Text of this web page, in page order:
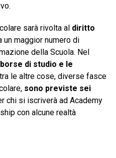
sarà rivolta al diritto
un maggior numero di
della Scuola. Nel
di studio e le
le altre cose, diverse fasce
sono previste sei
chi si iscriverà ad Academy
con alcune realtà